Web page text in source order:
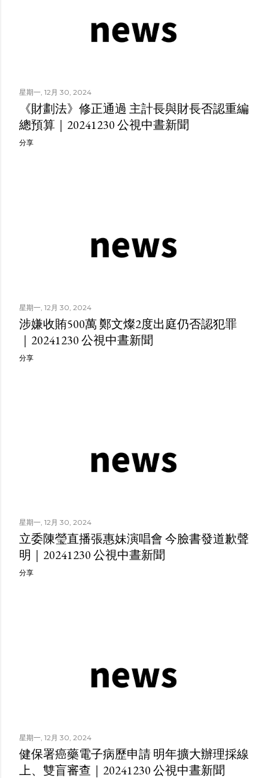
星期一, 12月 30, 2024
《財劃法》修正通過 主計長與財長否認重編
總預算｜20241230 公視中晝新聞
分享
星期一, 12月 30, 2024
涉嫌收賄500萬 鄭文燦2度出庭仍否認犯罪
｜20241230 公視中晝新聞
分享
星期一, 12月 30, 2024
立委陳瑩直播張惠妹演唱會 今臉書發道歉聲
明｜20241230 公視中晝新聞
分享
星期一, 12月 30, 2024
健保署癌藥電子病歷申請 明年擴大辦理採線
上、雙盲審查｜20241230 公視中晝新聞